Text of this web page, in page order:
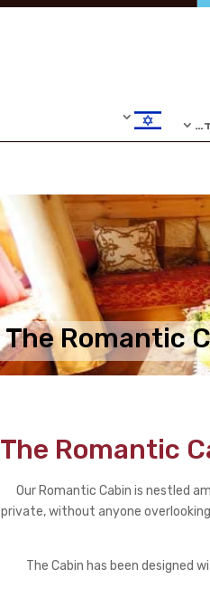
The Romantic
The Romantic
Our Romantic Cabin is nestled
private, without anyone
The Cabin has been designed